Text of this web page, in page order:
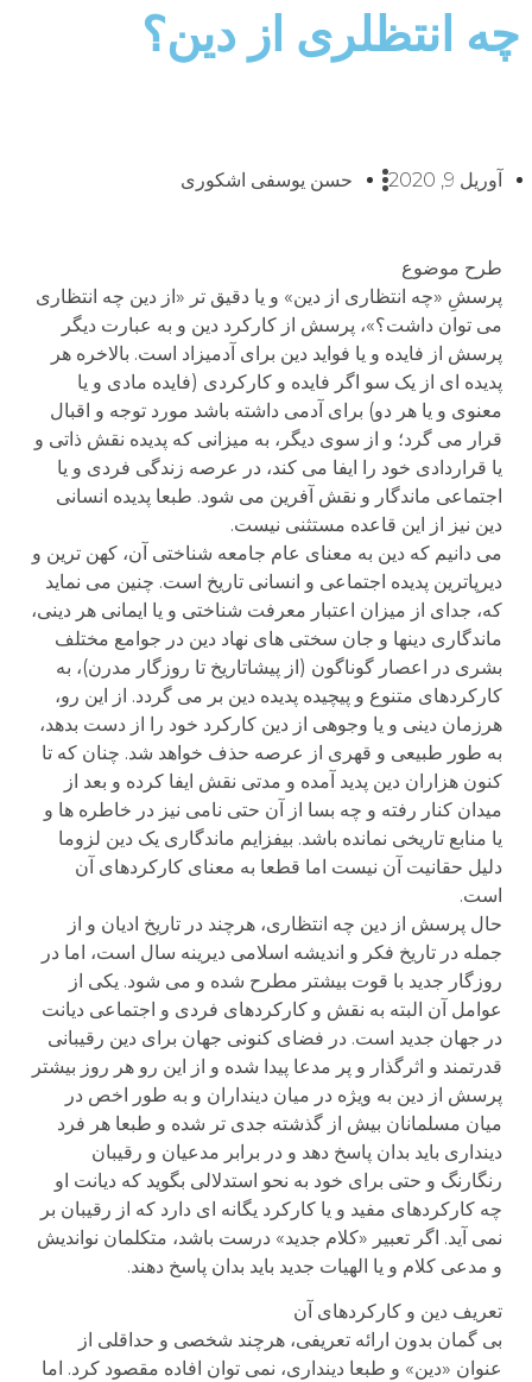
چه انتظلری از دین؟
آوریل 9, 2020 حسن یوسفی اشکوری
طرح موضوع
پرسشِ «چه انتظاری از دین» و یا دقیق تر «از دین چه انتظاری
می توان داشت؟»، پرسش از کارکرد دین و به عبارت دیگر
پرسش از فایده و یا فواید دین برای آدمیزاد است. بالاخره هر
پدیده ای از یک سو اگر فایده و کارکردی (فایده مادی و یا
معنوی و یا هر دو) برای آدمی داشته باشد مورد توجه و اقبال
قرار می گرد؛ و از سوی دیگر، به میزانی که پدیده نقش ذاتی و
یا قراردادی خود را ایفا می کند، در عرصه زندگی فردی و یا
اجتماعی ماندگار و نقش آفرین می شود. طبعا پدیده انسانی
دین نیز از این قاعده مستثنی نیست.
می دانیم که دین به معنای عام جامعه شناختی آن، کهن ترین و
دیرپاترین پدیده اجتماعی و انسانی تاریخ است. چنین می نماید
که، جدای از میزان اعتبار معرفت شناختی و یا ایمانی هر دینی،
ماندگاری دینها و جان سختی های نهاد دین در جوامع مختلف
بشری در اعصار گوناگون (از پیشاتاریخ تا روزگار مدرن)، به
کارکردهای متنوع و پیچیده پدیده دین بر می گردد. از این رو،
هرزمان دینی و یا وجوهی از دین کارکرد خود را از دست بدهد،
به طور طبیعی و قهری از عرصه حذف خواهد شد. چنان که تا
کنون هزاران دین پدید آمده و مدتی نقش ایفا کرده و بعد از
میدان کنار رفته و چه بسا از آن حتی نامی نیز در خاطره ها و
یا منابع تاریخی نمانده باشد. بیفزایم ماندگاری یک دین لزوما
دلیل حقانیت آن نیست اما قطعا به معنای کارکردهای آن
است.
حال پرسش از دین چه انتظاری، هرچند در تاریخ ادیان و از
جمله در تاریخ فکر و اندیشه اسلامی دیرینه سال است، اما در
روزگار جدید با قوت بیشتر مطرح شده و می شود. یکی از
عوامل آن البته به نقش و کارکردهای فردی و اجتماعی دیانت
در جهان جدید است. در فضای کنونی جهان برای دین رقیبانی
قدرتمند و اثرگذار و پر مدعا پیدا شده و از این رو هر روز بیشتر
پرسش از دین به ویژه در میان دینداران و به طور اخص در
میان مسلمانان بیش از گذشته جدی تر شده و طبعا هر فرد
دینداری باید بدان پاسخ دهد و در برابر مدعیان و رقیبان
رنگارنگ و حتی برای خود به نحو استدلالی بگوید که دیانت او
چه کارکردهای مفید و یا کارکرد یگانه ای دارد که از رقیبان بر
نمی آید. اگر تعبیر «کلام جدید» درست باشد، متکلمان نواندیش
و مدعی کلام و یا الهیات جدید باید بدان پاسخ دهند.
تعریف دین و کارکردهای آن
بی گمان بدون ارائه تعریفی، هرچند شخصی و حداقلی از
عنوان «دین» و طبعا دینداری، نمی توان افاده مقصود کرد. اما